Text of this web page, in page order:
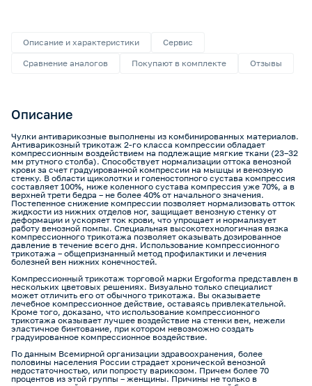
Описание и характеристики
Сервис
Сравнение аналогов
Покупают в комплекте Отзывы
Описание
Чулки антиварикозные выполнены из комбинированных материалов.
Антиварикозный трикотаж 2-го класса компрессии обладает
компрессионным воздействием на подлежащие мягкие ткани (23–32
мм ртутного столба). Способствует нормализации оттока венозной
крови за счет градуированной компрессии на мышцы и венозную
стенку. В области щиколотки и голеностопного сустава компрессия
составляет 100%, ниже коленного сустава компрессия уже 70%, а в
верхней трети бедра – не более 40% от начального значения.
Постепенное снижение компрессии позволяет нормализовать отток
жидкости из нижних отделов ног, защищает венозную стенку от
деформации и ускоряет ток крови, что упрощает и нормализует
работу венозной помпы. Специальная высокотехнологичная вязка
компрессионного трикотажа позволяет оказывать дозированное
давление в течение всего дня. Использование компрессионного
трикотажа – общепризнанный метод профилактики и лечения
болезней вен нижних конечностей.
Компрессионный трикотаж торговой марки Ergoforma представлен в
нескольких цветовых решениях. Визуально только специалист
может отличить его от обычного трикотажа. Вы оказываете
лечебное компрессионное действие, оставаясь привлекательной.
Кроме того, доказано, что использование компрессионного
трикотажа оказывает лучшее воздействие на стенки вен, нежели
эластичное бинтование, при котором невозможно создать
градуированное компрессионное воздействие.
По данным Всемирной организации здравоохранения, более
половины населения России страдает хронической венозной
недостаточностью, или попросту варикозом. Причем более 70
процентов из этой группы – женщины. Причины не только в